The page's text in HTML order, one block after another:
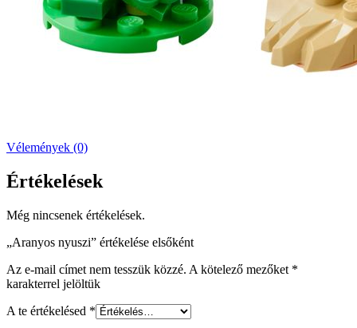
Vélemények (0)
Értékelések
Még nincsenek értékelések.
„Aranyos nyuszi” értékelése elsőként
Az e-mail címet nem tesszük közzé. A kötelező mezőket *
karakterrel jelöltük
A te értékelésed *